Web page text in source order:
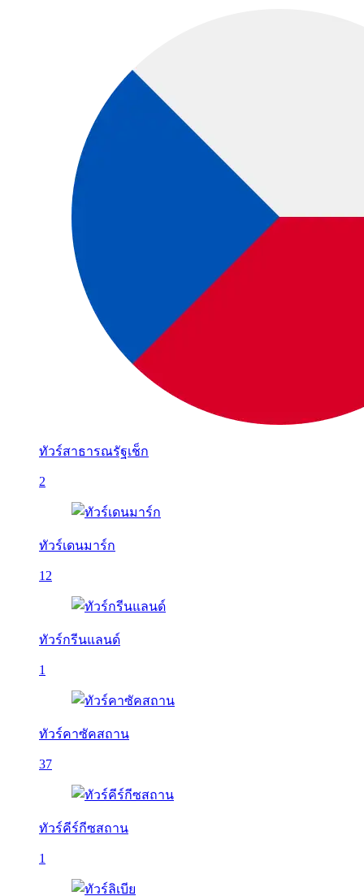
ทัวร์สาธารณรัฐเช็ก
2
ทัวร์เดนมาร์ก
12
ทัวร์กรีนแลนด์
1
ทัวร์คาซัคสถาน
37
ทัวร์คีร์กีซสถาน
1